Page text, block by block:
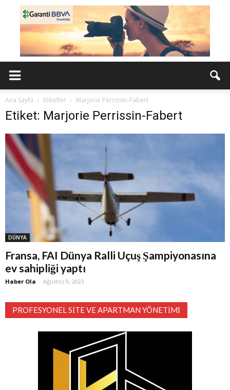
Ana Sayfa Etiketler Marjorie Perrissin-Fabert
Etiket: Marjorie Perrissin-Fabert
DÜNYA
Fransa, FAI Dünya Ralli Uçuş Şampiyonasına
ev sahipliği yaptı
Haber Ola - Ağustos 9, 2023
PROFESYONEL SITE VE APARTMAN YÖNETIMI